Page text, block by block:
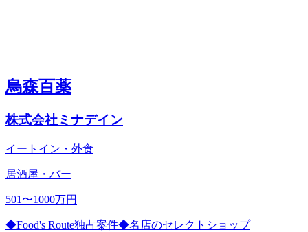
烏森百薬
株式会社ミナデイン
イートイン・外食
居酒屋・バー
501〜1000万円
◆Food's Route独占案件◆名店のセレクトショップ